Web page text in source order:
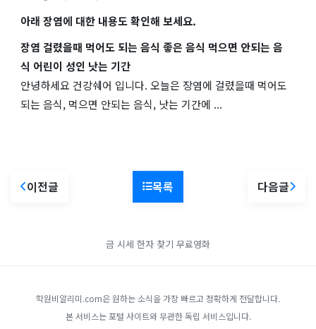
아래 장염에 대한 내용도 확인해 보세요.
장염 걸렸을때 먹어도 되는 음식 좋은 음식 먹으면 안되는 음
식 어린이 성인 낫는 기간
안녕하세요 건강쉐어 입니다. 오늘은 장염에 걸렸을때 먹어도
되는 음식, 먹으면 안되는 음식, 낫는 기간에 ...
이전글 목록 다음글
금 시세 한자 찾기 무료영화
학원비알리미.com은 원하는 소식을 가장 빠르고 정확하게 전달합니다.
본 서비스는 포털 사이트와 무관한 독립 서비스입니다.